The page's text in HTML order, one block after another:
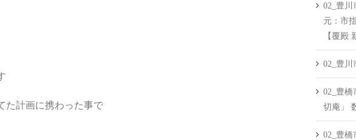
た計画に携わった事で
02_豊川
元：市
【覆殿
02_豊川
02_豊
切庵」
02_豊橋